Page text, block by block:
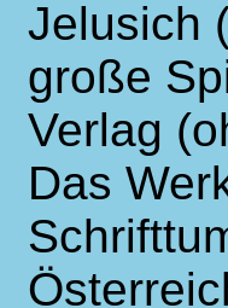
Jelusich
große
Verlag
Das